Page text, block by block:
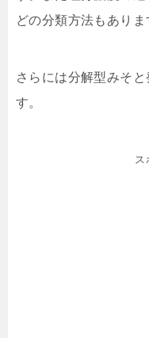
どの分類方法もありま
さらには分解型みそ
す。
ス